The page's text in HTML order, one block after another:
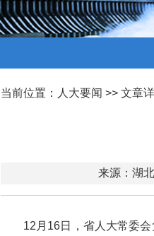
当前位置： 人大要闻 >> 文章
来源：湖
12月16日，省人大常委